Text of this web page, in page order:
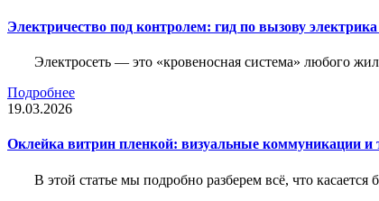
Электричество под контролем: гид по вызову
Электросеть — это «кровеносная система» любого
Подробнее
19.03.2026
Оклейка витрин пленкой: визуальные коммуникации и
В этой статье мы подробно разберем всё, что